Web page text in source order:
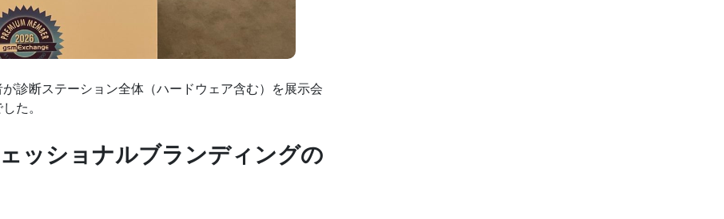
診断ステーション全体（ハードウェア含む）を展示会
た。
ッショナルブランディングの